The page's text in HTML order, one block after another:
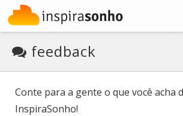
feedback
Conte para a gente o que você acha
InspiraSonho!